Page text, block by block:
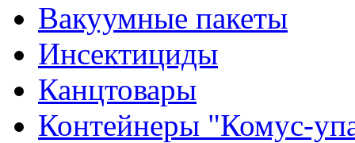
Вакуумные пакеты
Инсектициды
Канцтовары
Контейнеры "Комус-